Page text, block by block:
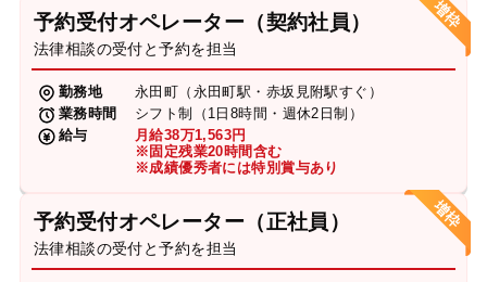
予約受付オペレーター（契約社員）
法律相談の受付と予約を担当
勤務地
永田町（永田町駅・赤坂見附駅すぐ）
業務時間
シフト制（1日8時間・週休2日制）
給与
月給38万1,563円
※固定残業20時間含む
※成績優秀者には特別賞与あり
予約受付オペレーター（正社員）
法律相談の受付と予約を担当